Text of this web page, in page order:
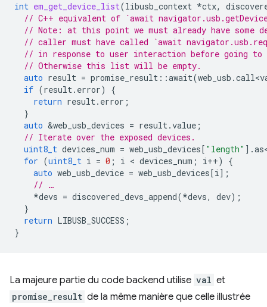
int em_get_device_list(libusb_context *ctx,
// C++ equivalent of `await
// Note: at this point we must already have some
// caller must have called `await
// in response to user interaction before going to
// Otherwise this list will be empty.
auto result = promise_result ::await(web_usb .
if (result. error)
{
return result. error ;
}
auto &web_usb_devices = result.value ;
// Iterate over the exposed devices.
uint8_t devices_num = web_usb_devices [ "length" ].
for (uint8_t i = 0 ; i < devices_num ; i++)
{
auto web_usb_device = web_usb_devices [i];
// …
*devs = discovered_devs_append(*devs, dev);
}
return LIBUSB_SUCCESS ;
}
La majeure partie du code backend utilise val et
promise_result de la même manière que celle illustrée